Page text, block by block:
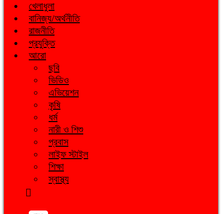
খেলাধুলা
বানিজ্য/অর্থনীতি
রাজনীতি
প্রযুক্তি
আরো
ছবি
ভিডিও
এভিয়েশন
কৃষি
ধর্ম
নারী ও শিশু
প্রবাস
লাইফ স্টাইল
শিক্ষা
স্বাস্থ্য